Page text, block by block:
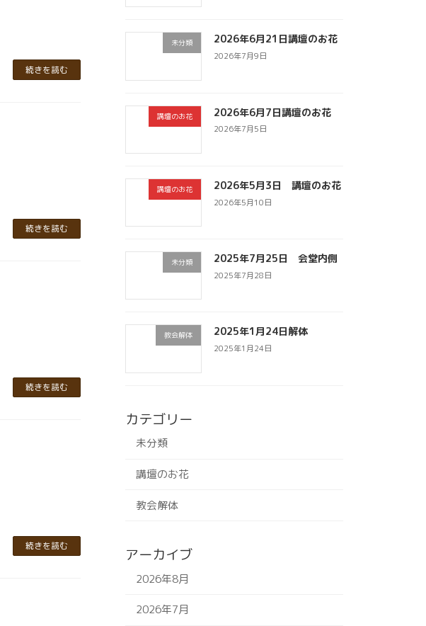
続きを読む
続きを読む
続きを読む
続きを読む
未分類 2026年6月21日講壇のお花
2026年7月9日
講壇のお花 2026年6月7日講壇のお花
2026年7月5日
講壇のお花 2026年5月3日 講壇のお花
2026年5月10日
未分類 2025年7月25日 会堂内側
2025年7月28日
教会解体 2025年1月24日解体
2025年1月24日
カテゴリー
未分類
講壇のお花
教会解体
アーカイブ
2026年8月
2026年7月